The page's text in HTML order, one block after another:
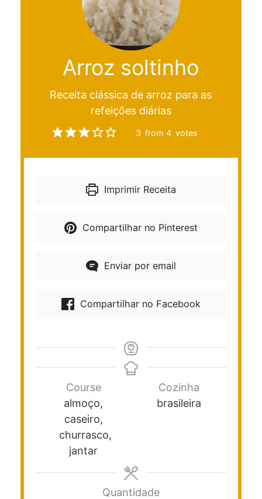
Arroz soltinho
Receita clássica de arroz para as
refeições diárias
3 from4 votes
Imprimir Receita
Compartilhar no Pinterest
Enviar por email
Compartilhar no Facebook
Course
almoço,
caseiro,
churrasco,
jantar
Cozinha
brasileira
Quantidade